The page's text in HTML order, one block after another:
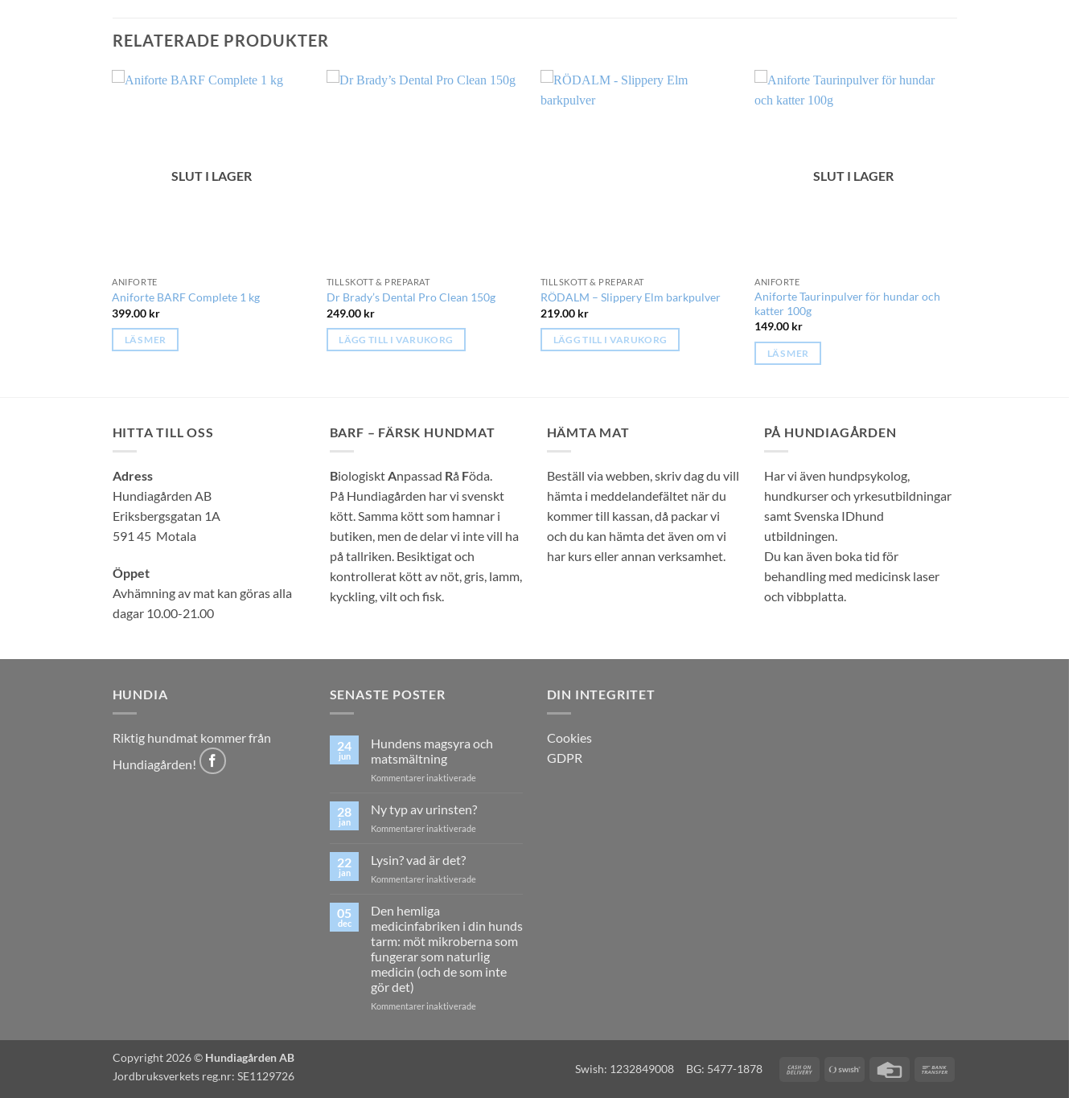
RELATERADE PRODUKTER
SLUT I LAGER
ANIFORTE
Aniforte BARF Complete 1 kg
399.00 kr
LÄS MER
TILLSKOTT & PREPARAT
Dr Brady’s Dental Pro Clean 150g
249.00 kr
LÄGG TILL I VARUKORG
TILLSKOTT & PREPARAT
RÖDALM – Slippery Elm barkpulver
219.00 kr
LÄGG TILL I VARUKORG
SLUT I LAGER
ANIFORTE
Aniforte Taurinpulver för hundar och
katter 100g
149.00 kr
LÄS MER
HITTA TILL OSS
Adress
Hundiagården AB
Eriksbergsgatan 1A
591 45 Motala
Öppet
Avhämning av mat kan göras alla
dagar 10.00-21.00
BARF – FÄRSK HUNDMAT
BiologisktAnpassad Rå Föda.
På Hundiagården har vi svenskt
kött. Samma kött som hamnar i
butiken, men de delar vi inte vill ha
på tallriken. Besiktigat och
kontrollerat kött av nöt, gris, lamm,
kyckling, vilt och fisk.
HÄMTA MAT
Beställ via webben, skriv dag du vill
hämta i meddelandefältet när du
kommer till kassan, då packar vi
och du kan hämta det även om vi
har kurs eller annan verksamhet.
PÅ HUNDIAGÅRDEN
Har vi även hundpsykolog,
hundkurser och yrkesutbildningar
samt Svenska IDhund
utbildningen.
Du kan även boka tid för
behandling med medicinsk laser
och vibbplatta.
HUNDIA
Riktig hundmat kommer från
Hundiagården!
SENASTE POSTER
24
jun
Hundens magsyra och
matsmältning
Kommentarer inaktiveradeför
magsyra
matsmältning
28
jan
Ny typ av urinsten?
Kommentarer inaktiveradeför
urinsten?
22
jan
Lysin? vad är det?
Kommentarer inaktiveradeför
det?
05
dec
Den hemliga
medicinfabriken i din hunds
tarm: möt mikroberna som
fungerar som naturlig
medicin (och de som inte
gör det)
Kommentarer inaktiveradeför
DIN INTEGRITET
Cookies
GDPR
Swish: 1232849008 BG: 5477-1878
Cash
Swish
Credit
Copyright 2026 © Hundiagården AB
Jordbruksverkets reg.nr: SE1129726